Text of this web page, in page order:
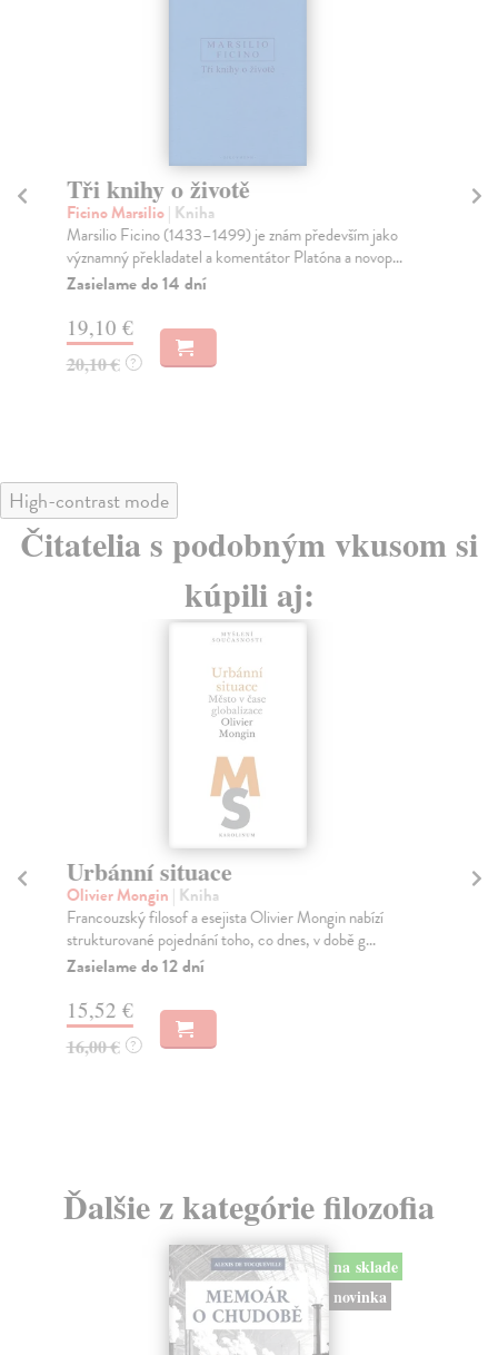
Tři knihy o životě
Ficino Marsilio| Kniha
Marsilio Ficino (1433–1499) je znám především jako
významný překladatel a komentátor Platóna a novop...
Zasielame do 14 dní
19,10 €
20,10 € ?
High-contrast mode
Čitatelia s podobným vkusom si
kúpili aj:
Urbánní situace
Olivier Mongin | Kniha
Francouzský filosof a esejista Olivier Mongin nabízí
strukturované pojednání toho, co dnes, v době g...
Zasielame do 12 dní
15,52 €
16,00 € ?
Ďalšie z kategórie filozofia
na sklade
novinka